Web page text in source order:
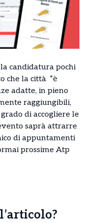
candidatura pochi
che la città “è
adatte, in pieno
raggiungibili,
di accogliere le
saprà attrarre
di appuntamenti
prossime Atp